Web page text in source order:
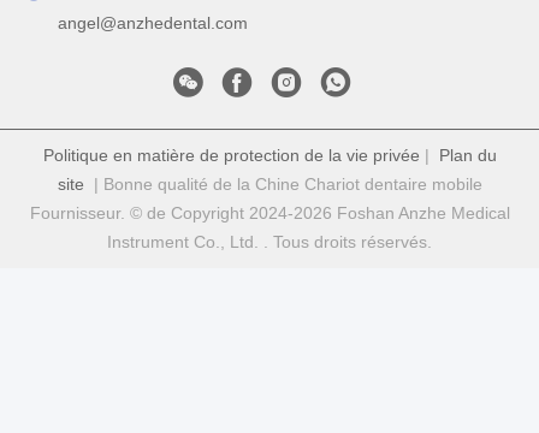
angel@anzhedental.com
Politique en matière de protection de la vie privée | Plan du
site | Bonne qualité de la Chine Chariot dentaire mobile
Fournisseur. © de Copyright 2024-2026 Foshan Anzhe Medical
Instrument Co., Ltd. . Tous droits réservés.